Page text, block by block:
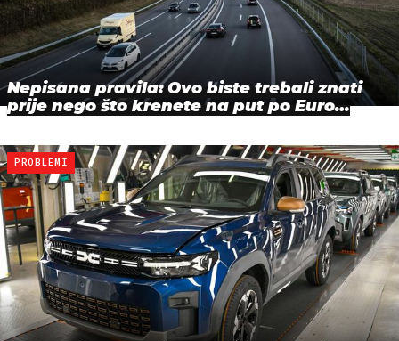
Nepisana pravila: Ovo biste trebali znati
prije nego što krenete na put po Euro…
PROBLEMI